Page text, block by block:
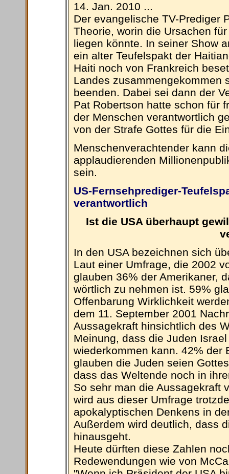
14. Jan. 2010 ...
Der evangelische TV-Prediger
Theorie, worin die Ursachen
liegen könnte. In seiner Show
ein alter Teufelspakt der
Haiti noch von Frankreich
Landes zusammengekommen
beenden. Dabei sei dann der
Pat Robertson hatte schon für
der Menschen verantwortlich
von der Strafe Gottes für die
Menschenverachtender kann
applaudierenden
sein.
US-Fernsehprediger-
verantwortlich
Ist die USA überhaupt
In den USA bezeichnen sich
Laut einer Umfrage, die 2002
glauben 36% der Amerikaner,
wörtlich zu nehmen ist. 59%
Offenbarung Wirklichkeit
dem 11. September 2001
Aussagekraft hinsichtlich des
Meinung, dass die Juden
wiederkommen kann. 42% der
glauben die Juden seien
dass das Weltende noch in
So sehr man die Aussagekraft
wird aus dieser Umfrage
apokalyptischen Denkens in
Außerdem wird deutlich, dass
hinausgeht.
Heute dürften diese Zahlen
Redewendungen wie von